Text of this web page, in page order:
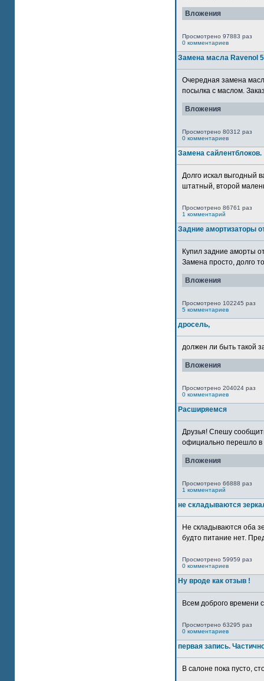
Вложения
Просмотрено 97883 раз
0 комментариев
Замена масла Ravenol
Очередная замена
посылка с маслом.
Вложения
Просмотрено 80312 раз
0 комментариев
Замена сайлентблоков.
Долго искал выгодный
штатный, второй
Просмотрено 86761 раз
1 комментарий
Задние амортизаторы
Купил задние аморты
Замена просто, долго
Вложения
Просмотрено 102245 раз
5 комментариев
дросель,
должен ли быть такой
Вложения
Просмотрено 204024 раз
0 комментариев
Расширяемся
Друзья! Спешу
официально перешло в
Вложения
Просмотрено 66888 раз
1 комментарий
не складываются
Не складываются оба
будто питание нет.
Просмотрено 59959 раз
0 комментариев
Ну вроде как отзыв !
Всем доброго времени
Просмотрено 63295 раз
0 комментариев
первая запись.
В салоне пока пусто,